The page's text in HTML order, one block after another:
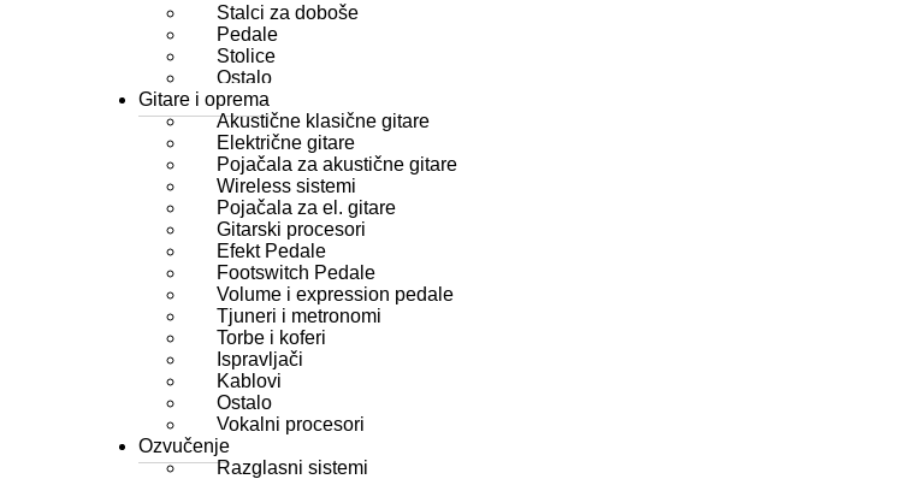
Stalci za doboše
Pedale
Stolice
Ostalo
Gitare i oprema
Akustične klasične gitare
Električne gitare
Pojačala za akustične gitare
Wireless sistemi
Pojačala za el. gitare
Gitarski procesori
Efekt Pedale
Footswitch Pedale
Volume i expression pedale
Tjuneri i metronomi
Torbe i koferi
Ispravljači
Kablovi
Ostalo
Vokalni procesori
Ozvučenje
Razglasni sistemi